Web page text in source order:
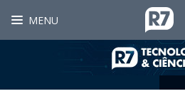
MENU